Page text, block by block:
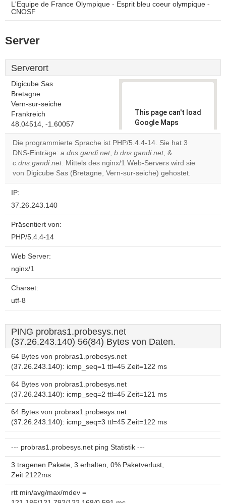
L'Equipe de France Olympique - Esprit bleu coeur olympique -
CNOSF
Server
Serverort
Digicube Sas
Bretagne
Vern-sur-seiche
Frankreich
48.04514, -1.60057
This page can't load
Google Maps
correctly.
Do you
own this
website?
OK
Die programmierte Sprache ist PHP/5.4.4-14. Sie hat 3
DNS-Einträge: a.dns.gandi.net, b.dns.gandi.net, &
c.dns.gandi.net. Mittels des nginx/1 Web-Servers wird sie
von Digicube Sas (Bretagne, Vern-sur-seiche) gehostet.
IP:
37.26.243.140
Präsentiert von:
PHP/5.4.4-14
Web Server:
nginx/1
Charset:
utf-8
PING probras1.probesys.net
(37.26.243.140) 56(84) Bytes von Daten.
64 Bytes von probras1.probesys.net
(37.26.243.140): icmp_seq=1 ttl=45 Zeit=122 ms
64 Bytes von probras1.probesys.net
(37.26.243.140): icmp_seq=2 ttl=45 Zeit=121 ms
64 Bytes von probras1.probesys.net
(37.26.243.140): icmp_seq=3 ttl=45 Zeit=122 ms
--- probras1.probesys.net ping Statistik ---
3 tragenen Pakete, 3 erhalten, 0% Paketverlust,
Zeit 2122ms
rtt min/avg/max/mdev =